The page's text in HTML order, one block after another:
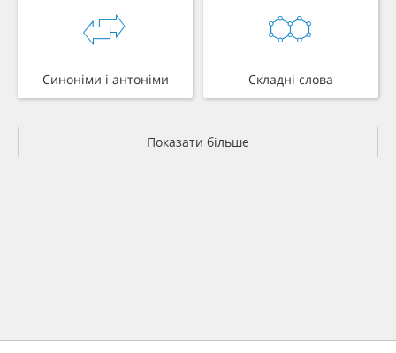
Синоніми і антоніми Складні слова
Показати більше